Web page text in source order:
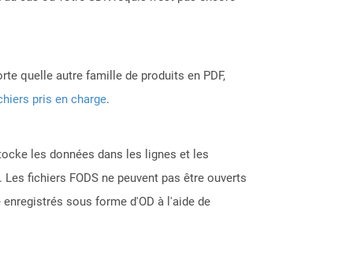
quelle autre famille de produits en PDF,
pris en charge.
les données dans les lignes et les
fichiers FODS ne peuvent pas être ouverts
sous forme d'OD à l'aide de